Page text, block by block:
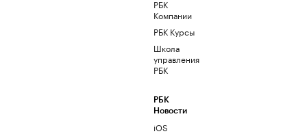
РБК
Компании
РБК Курсы
Школа
управления
РБК
РБК
Новости
iOS